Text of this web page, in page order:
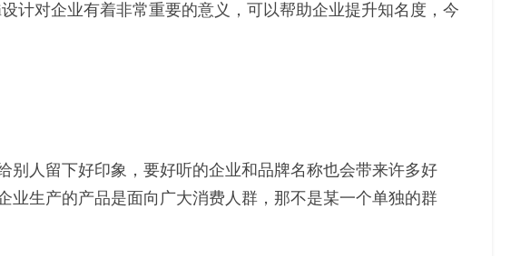
计对企业有着非常重要的意义，可以帮助企业提升知名度，今
人留下好印象，要好听的企业和品牌名称也会带来许多好
生产的产品是面向广大消费人群，那不是某一个单独的群